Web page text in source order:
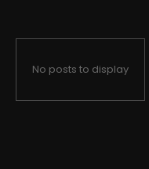
No posts to display